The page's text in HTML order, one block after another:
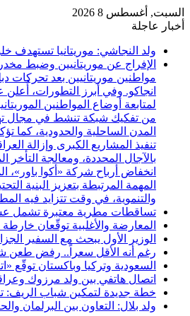
السبت, أغسطس 8 2026
أخبار عاجلة
ولد النجاشي: موريتانيا تستهدف خلق 30 ألف فرصة عمل خلال
الإفراج عن موريتانيين وضبط
مواطنين موريتانيين بعد تحركات
لمتابعة أوضاع المواطنين
المدن الساحلية والحدودية، كما
تنفيذ المشاريع الكبرى وإزالة
بالآجال المحددة، ومعالجة
انخفاض أرباح شركة «أكوا
المهمة المرتبطة بتعزيز البنية
والتنموية، في وقت تتزايد فيه
تساقطات مطرية معتبرة تشمل عشر
المعارضة والأغلبية توقّعان
الوزير الأول يبحث مع السفير
رغم أنه الأقل سعراً.. رفض طعن شركة في
السعودية وتركيا وباكستان توقّع
اتصال هاتفي بين ولد مرزوك
خطة جديدة لتمكين شباب الريف: تدريب مهني لـ730
ولد بلال: التعاون بين البرلمان